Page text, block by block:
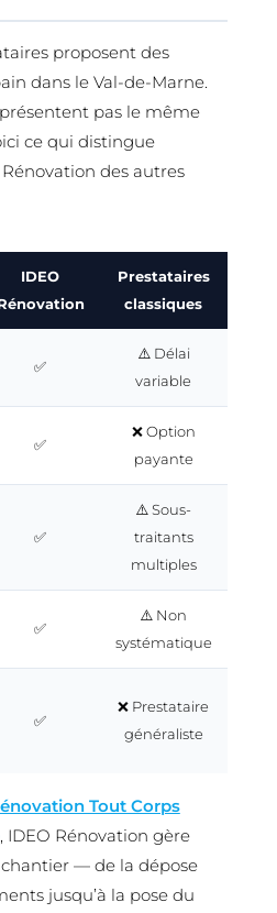
proposent des
dans le Val-de-Marne.
pas le même
ce qui distingue
des autres
IDEO
Prestataires
classiques
✅
⚠️ Délai
variable
✅
❌ Option
payante
✅
⚠️ Sous-
traitants
multiples
✅
⚠️ Non
systématique
✅
❌ Prestataire
généraliste
Tout Corps
, IDEO Rénovation gère
— de la dépose
jusqu’à la pose du